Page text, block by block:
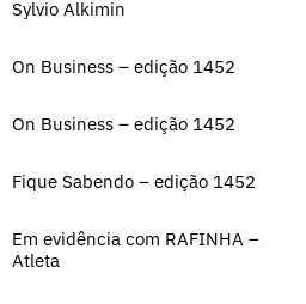
Sylvio Alkimin
On Business – edição 1452
On Business – edição 1452
Fique Sabendo – edição 1452
Em evidência com RAFINHA –
Atleta